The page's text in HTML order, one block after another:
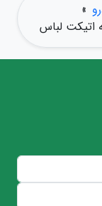
»
اتیکت لباس